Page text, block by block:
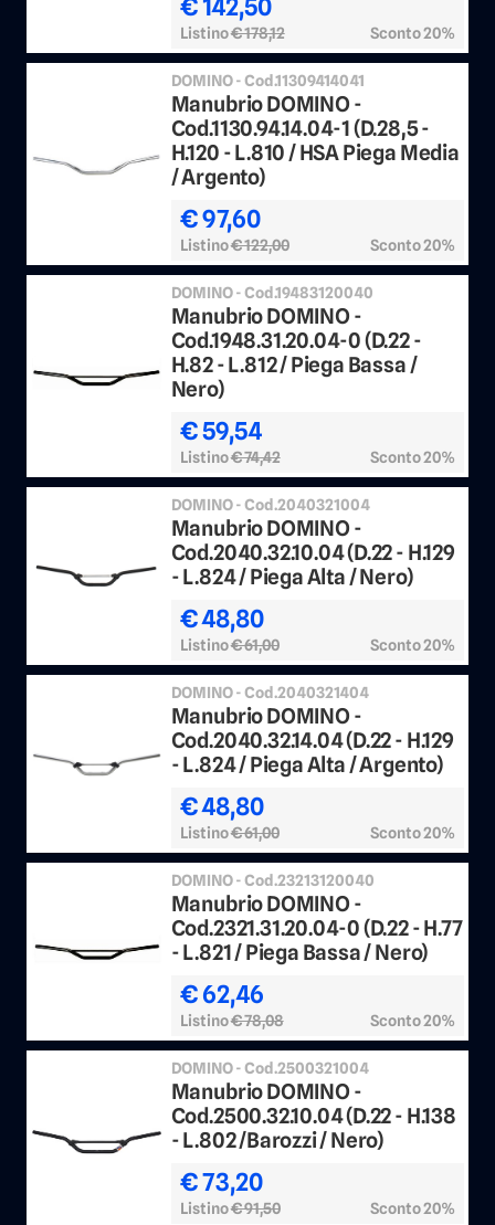
€ 142,50
Listino€ 178,12 Sconto 20%
DOMINO - Cod.11309414041
Manubrio DOMINO -
Cod.1130.94.14.04-1 (D.28,5 -
H.120 - L.810 / HSA Piega Media
/ Argento)
€ 97,60
Listino€ 122,00 Sconto 20%
DOMINO - Cod.19483120040
Manubrio DOMINO -
Cod.1948.31.20.04-0 (D.22 -
H.82 - L.812 / Piega Bassa /
Nero)
€ 59,54
Listino€ 74,42 Sconto 20%
DOMINO - Cod.2040321004
Manubrio DOMINO -
Cod.2040.32.10.04 (D.22 - H.129
- L.824 / Piega Alta / Nero)
€ 48,80
Listino€ 61,00 Sconto 20%
DOMINO - Cod.2040321404
Manubrio DOMINO -
Cod.2040.32.14.04 (D.22 - H.129
- L.824 / Piega Alta / Argento)
€ 48,80
Listino€ 61,00 Sconto 20%
DOMINO - Cod.23213120040
Manubrio DOMINO -
Cod.2321.31.20.04-0 (D.22 - H.77
- L.821 / Piega Bassa / Nero)
€ 62,46
Listino€ 78,08 Sconto 20%
DOMINO - Cod.2500321004
Manubrio DOMINO -
Cod.2500.32.10.04 (D.22 - H.138
- L.802 /Barozzi / Nero)
€ 73,20
Listino€ 91,50 Sconto 20%